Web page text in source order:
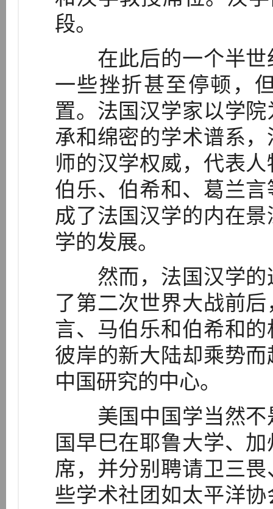
段。
在此后的一个半世
一些挫折甚至停顿，
置。法国汉学家以学
承和绵密的学术谱系
师的汉学权威，代表
伯乐、伯希和、葛兰
成了法国汉学的内在
学的发展。
然而，法国汉学的
了第二次世界大战前
言、马伯乐和伯希和
彼岸的新大陆却乘势
中国研究的中心。
美国中国学当然不
国早巳在耶鲁大学、
席，并分别聘请卫三
些学术社团如太平洋